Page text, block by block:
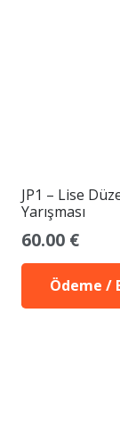
JP1 – Lise
Yarışması
60.00 €
Ödeme /